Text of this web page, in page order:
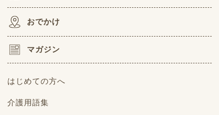
おでかけ
マガジン
はじめての方へ
介護用語集